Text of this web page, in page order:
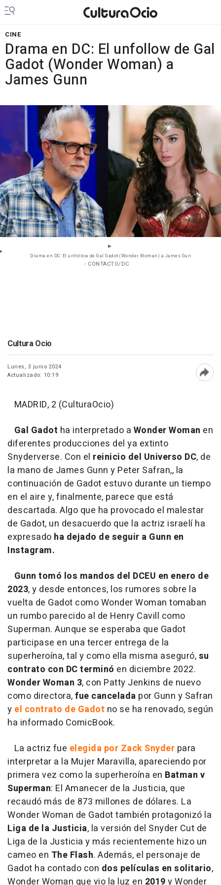
CINE
Drama en DC: El unfollow de Gal
Gadot (Wonder Woman) a
James Gunn
Drama en DC: El unfollow de Gal Gadot (Wonder Woman) a James Gun
- CONTACTO/DC
Cultura Ocio
Lunes, 3 junio 2024
Actualizado: 10:19
MADRID, 2 (CulturaOcio)
Gal Gadot ha interpretado a Wonder Woman en
diferentes producciones del ya extinto
Snyderverse. Con el reinicio del Universo DC, de
la mano de James Gunn y Peter Safran,, la
continuación de Gadot estuvo durante un tiempo
en el aire y, finalmente, parece que está
descartada. Algo que ha provocado el malestar
de Gadot, un desacuerdo que la actriz israelí ha
expresado ha dejado de seguir a Gunn en
Instagram.
Gunn tomó los mandos del DCEU en enero de
2023, y desde entonces, los rumores sobre la
vuelta de Gadot como Wonder Woman tomaban
un rumbo parecido al de Henry Cavill como
Superman. Aunque se esperaba que Gadot
participase en una tercer entrega de la
superheroína, tal y como ella misma aseguró,su
contrato con DC terminó en diciembre 2022.
Wonder Woman 3, con Patty Jenkins de nuevo
como directora,fue cancelada por Gunn y Safran
y el contrato de Gadot no se ha renovado, según
ha informado ComicBook.
La actriz fue elegida por Zack Snyder para
interpretar a la Mujer Maravilla, apareciendo por
primera vez como la superheroína en Batman v
Superman: El Amanecer de la Justicia, que
recaudó más de 873 millones de dólares. La
Wonder Woman de Gadot también protagonizó la
Liga de la Justicia, la versión del Snyder Cut de
Liga de la Justicia y más recientemente hizo un
cameo en The Flash. Además, el personaje de
Gadot ha contado con dos películas en solitario,
Wonder Woman que vio la luz en 2019y Wonder